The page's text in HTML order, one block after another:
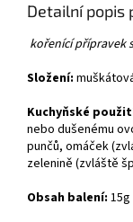
Detailní popis
kořenící
Složení:
Kuchyňské
nebo dušenému
punčů, omáček
zelenině (zvláště
Obsah balení: 15g